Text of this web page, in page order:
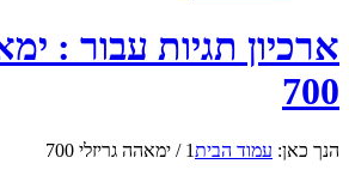
ארכיון תגיות עבור :
700
הנך כאן: עמוד הבית1
/ ימאהה גריזלי 700